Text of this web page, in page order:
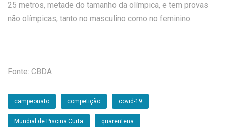
25 metros, metade do tamanho da olímpica, e tem provas
não olímpicas, tanto no masculino como no feminino.
Fonte: CBDA
campeonato competição covid-19
Mundial de Piscina Curta quarentena